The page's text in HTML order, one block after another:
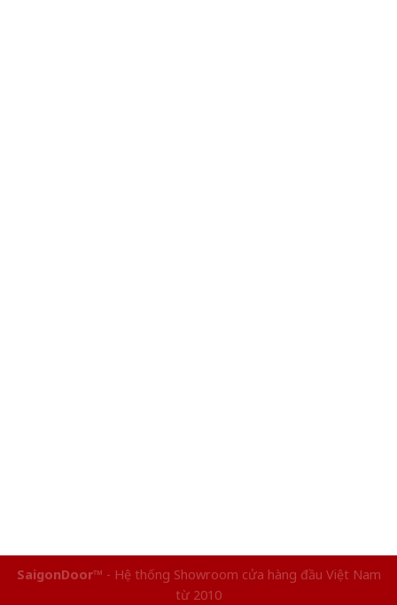
SaigonDoor™ - Hệ thống Showroom cửa hàng đầu Việt Nam
từ 2010